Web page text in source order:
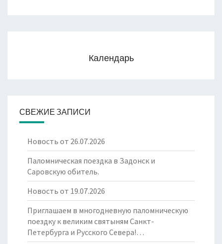
Календарь
СВЕЖИЕ ЗАПИСИ
Новость от 26.07.2026
Паломническая поездка в Задонск и
Саровскую обитель.
Новость от 19.07.2026
Приглашаем в многодневную паломническую
поездку к великим святыням Санкт-
Петербурга и Русского Севера!…